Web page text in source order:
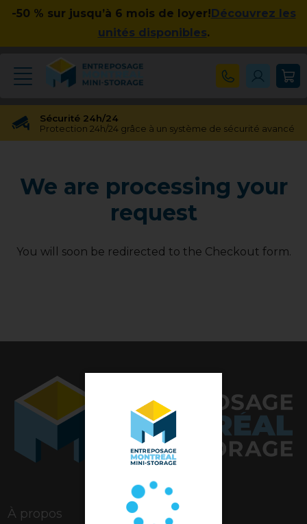
-50 % sur jusqu’à 6 mois de loyer!Découvrez les
unités disponibles.
Sécurité 24h/24
Protection 24h/24 grâce à un système de sécurité avancé
Transfert gratuit d'unité
Vous avez besoin d'une taille différente ? Pas de souci !
Pas d'engagement à long terme
We are processing your
request
You will soon be redirected to the Checkout form.
À propos